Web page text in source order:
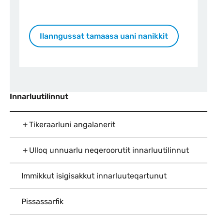
Ilanngussat tamaasa uani nanikkit
Innarluutilinnut
Tikeraarluni angalanerit
Ulloq unnuarlu neqeroorutit innarluutilinnut
Immikkut isigisakkut innarluuteqartunut
Pissassarfik